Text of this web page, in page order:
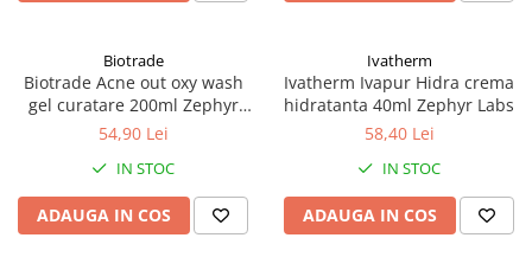
Biotrade
Biotrade Acne out oxy wash
gel curatare 200ml Zephyr
Labs
54,90 Lei
IN STOC
ADAUGA IN COS
Ivatherm
Ivatherm Ivapur Hidra crema
hidratanta 40ml Zephyr Labs
58,40 Lei
IN STOC
ADAUGA IN COS